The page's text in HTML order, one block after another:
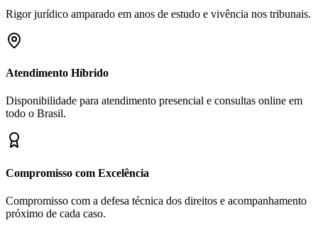
Rigor jurídico amparado em anos de estudo e vivência nos tribunais.
Atendimento Híbrido
Disponibilidade para atendimento presencial e consultas online em
todo o Brasil.
Compromisso com Excelência
Compromisso com a defesa técnica dos direitos e acompanhamento
próximo de cada caso.